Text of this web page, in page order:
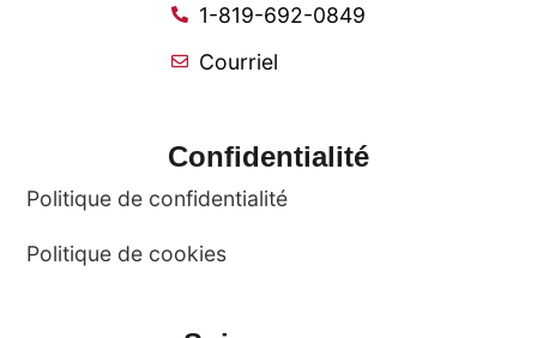
1-819-692-0849
Courriel
Confidentialité
Politique de confidentialité
Politique de cookies